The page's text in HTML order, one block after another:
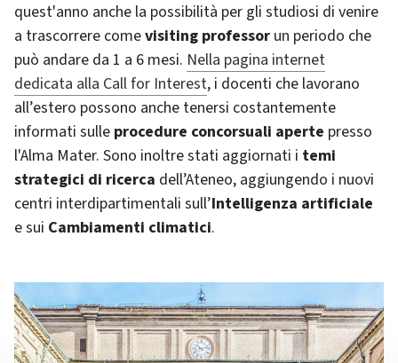
quest'anno anche la possibilità per gli studiosi di venire
a trascorrere comevisiting professor un periodo che
può andare da 1 a 6 mesi. Nella pagina internet
dedicata alla Call for Interest, i docenti che lavorano
all’estero possono anche tenersi costantemente
informati sulle procedure concorsuali aperte presso
l'Alma Mater. Sono inoltre stati aggiornati i temi
strategici di ricerca dell’Ateneo, aggiungendo i nuovi
centri interdipartimentali sull’Intelligenza artificiale
e sui Cambiamenti climatici.